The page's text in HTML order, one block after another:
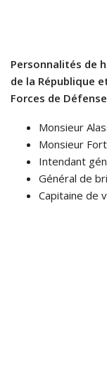
Personnalités de
de la République
Forces de
Monsieur
Monsieur
Intendant
Général de
Capitaine de